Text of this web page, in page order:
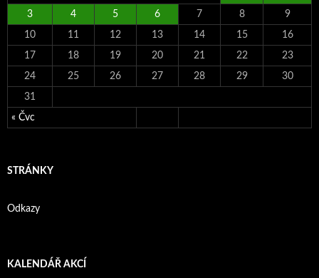
« Čvc
3 4 5 6 7 8 9
10 11 12 13 14 15 16
17 18 19 20 21 22 23
24 25 26 27 28 29 30
31
STRÁNKY
Odkazy
KALENDÁŘ AKCÍ